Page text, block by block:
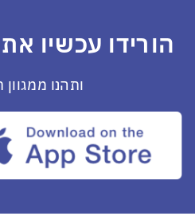
הורידו עכשיו
ותהנו